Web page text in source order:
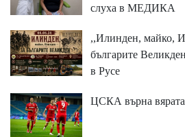
слуха в МЕДИКА
,,Илинден, майко,
българите
в Русе
ЦСКА върна вярата